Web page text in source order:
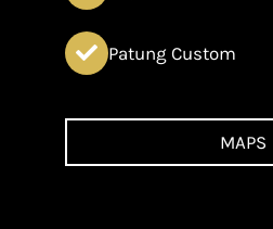
Patung Custom
MAPS